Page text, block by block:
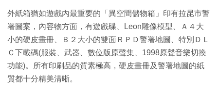
外紙箱猶如遊戲內最重要的「異空間儲物箱」印有拉昆市警
署圖案，內容物方面，有遊戲碟、Leon雕像模型、Ａ４大
小的硬皮畫冊、Ｂ２大小的雙面ＲＰＤ警署地圖、特別ＤＬ
Ｃ下載碼(服裝、武器、數位版原聲集、1998原聲音樂切換
功能)。所有印刷品的質素極高，硬皮畫冊及警署地圖的紙
質都十分精美清晰。